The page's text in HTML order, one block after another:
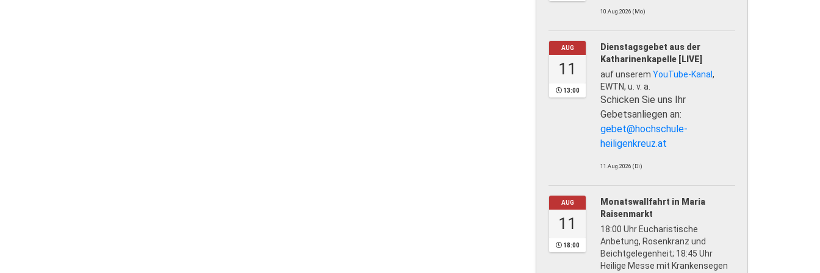
10.Aug.2026 (Mo)
AUG
11
13:00
Dienstagsgebet aus der
Katharinenkapelle [LIVE]
auf unserem YouTube-Kanal ,
EWTN, u. v. a.
Schicken Sie uns Ihr
Gebetsanliegen an:
gebet@hochschule-
heiligenkreuz.at
11.Aug.2026 (Di)
AUG
11
18:00
Monatswallfahrt in Maria
Raisenmarkt
18:00 Uhr Eucharistische
Anbetung, Rosenkranz und
Beichtgelegenheit; 18:45 Uhr
Heilige Messe mit Krankensegen